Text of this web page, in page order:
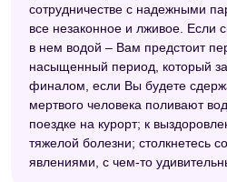
сотрудничестве с надежными
все незаконное и лживое. Если
в нем водой – Вам предстоит
насыщенный период, который
финалом, если Вы будете
мертвого человека поливают
поездке на курорт; к
тяжелой болезни; столкнетесь
явлениями, с чем-то